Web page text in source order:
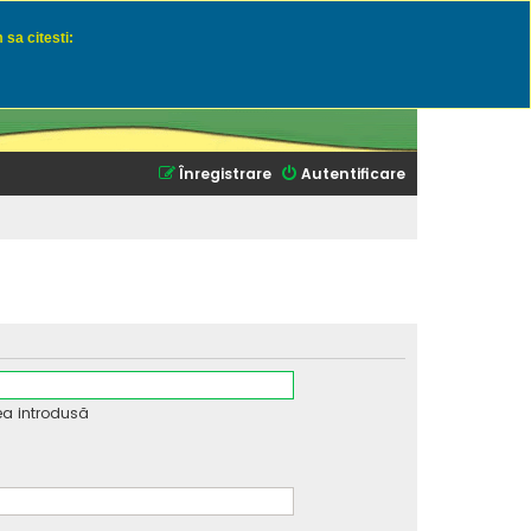
naturale
Autentificare
Înregistrare
introdusă
sa citesti: